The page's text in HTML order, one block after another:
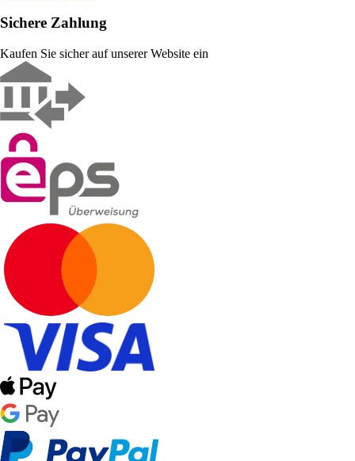
Sichere Zahlung
Kaufen Sie sicher auf unserer Website ein